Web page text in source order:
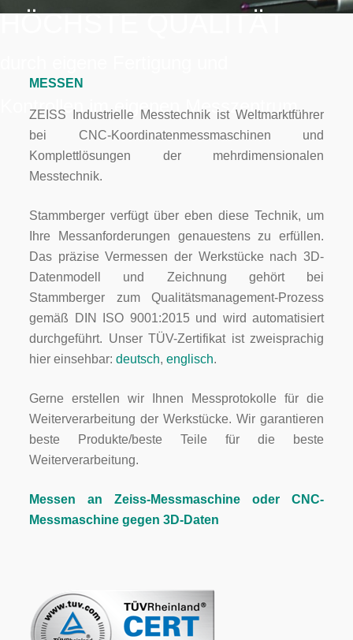
HÖCHSTE QUALITÄT
Kontrollen im eigenen Messzentrum
MESSEN
ZEISS Industrielle Messtechnik ist Weltmarktführer
bei CNC-Koordinatenmessmaschinen und
Komplettlösungen der mehrdimensionalen
Messtechnik.
Stammberger verfügt über eben diese Technik, um
Ihre Messanforderungen genauestens zu erfüllen.
Das präzise Vermessen der Werkstücke nach 3D-
Datenmodell und Zeichnung gehört bei
Stammberger zum Qualitätsmanagement-Prozess
gemäß DIN ISO 9001:2015 und wird automatisiert
durchgeführt. Unser TÜV-Zertifikat ist zweisprachig
hier einsehbar: deutsch, englisch.
Gerne erstellen wir Ihnen Messprotokolle für die
Weiterverarbeitung der Werkstücke. Wir garantieren
beste Produkte/beste Teile für die beste
Weiterverarbeitung.
Messen an Zeiss-Messmaschine oder CNC-
Messmaschine gegen 3D-Daten